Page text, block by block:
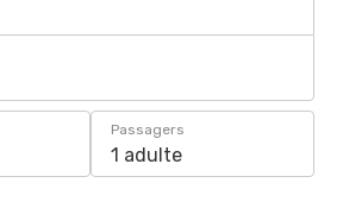
Passagers
1 adulte